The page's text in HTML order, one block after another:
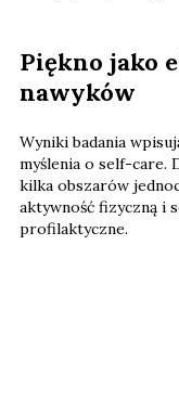
Piękno jako
nawyków
Wyniki badania
myślenia o self-care.
kilka obszarów
aktywność fizyczną i
profilaktyczne.